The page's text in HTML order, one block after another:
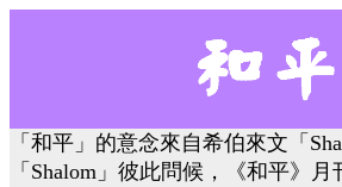
「和平」的意念來自希伯來文「
「Shalom」彼此問候，《和平》